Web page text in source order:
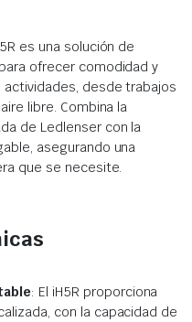
es una solución de
ofrecer comodidad y
actividades, desde trabajos
libre. Combina la
de Ledlenser con la
asegurando una
que se necesite.
: El iH5R proporciona
con la capacidad de